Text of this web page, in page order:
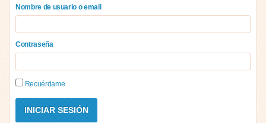
Nombre de usuario o email
Contraseña
Recuérdame